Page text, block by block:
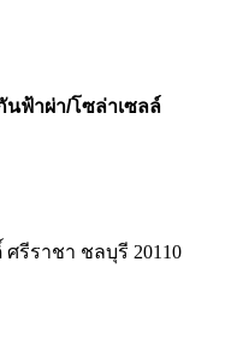
นฟ้าผ่า/โซล่าเซลล์
ศรีราชา ชลบุรี 20110